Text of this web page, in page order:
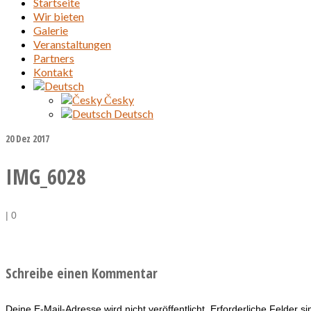
Wir bieten
Galerie
Veranstaltungen
Partners
Kontakt
Česky
Deutsch
20Dez 2017
IMG_6028
| 0
Schreibe einen Kommentar
Deine E-Mail-Adresse wird nicht veröffentlicht. Erforderliche Felder